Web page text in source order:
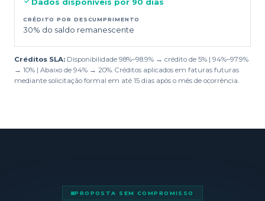
30% do saldo remanescente
Créditos SLA: Disponibilidade 98%–98.9% → crédito de 5% | 94%–97.9%
→ 10% | Abaixo de 94% → 20%. Créditos aplicados em faturas futuras
mediante solicitação formal em até 15 dias após o mês de ocorrência.
PROPOSTA SEM COMPROMISSO